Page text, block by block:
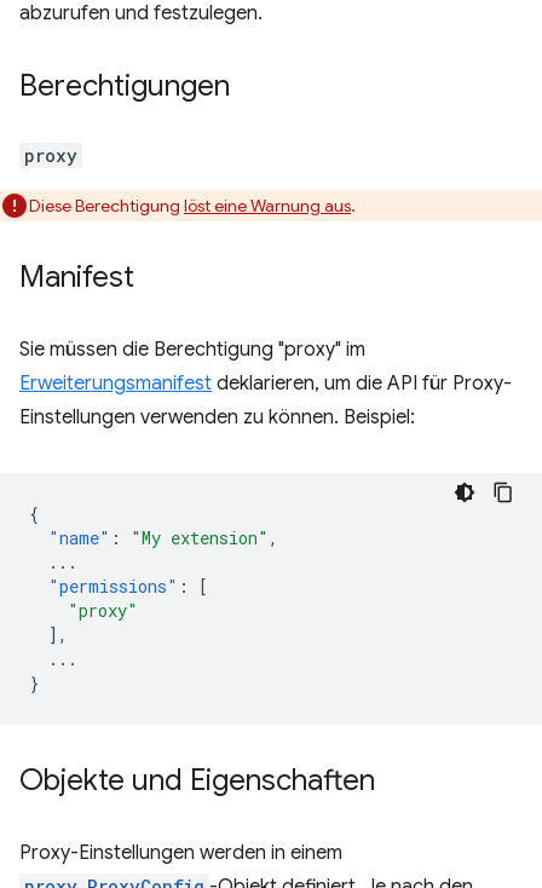
abzurufen und festzulegen.
Berechtigungen
proxy
Diese Berechtigung löst eine Warnung aus.
Manifest
Sie müssen die Berechtigung "proxy" im
Erweiterungsmanifest deklarieren, um die API für Proxy-
Einstellungen verwenden zu können. Beispiel:
{
"name" : "My extension" ,
...
"permissions" :
[
"proxy"
],
...
}
Objekte und Eigenschaften
Proxy-Einstellungen werden in einem